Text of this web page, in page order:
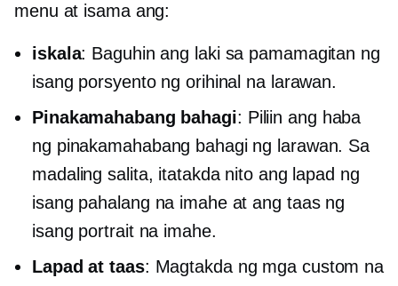
menu at isama ang:
iskala: Baguhin ang laki sa pamamagitan ng
isang porsyento ng orihinal na larawan.
Pinakamahabang bahagi: Piliin ang haba
ng pinakamahabang bahagi ng larawan. Sa
madaling salita, itatakda nito ang lapad ng
isang pahalang na imahe at ang taas ng
isang portrait na imahe.
Lapad at taas: Magtakda ng mga custom na